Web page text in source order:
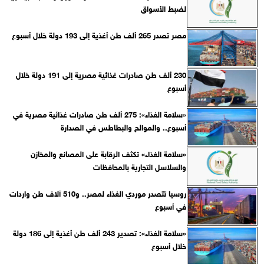
لضبط الأسواق
مصر تصدر 265 ألف طن أغذية إلى 193 دولة خلال أسبوع
230 ألف طن صادرات غذائية مصرية إلى 191 دولة خلال
أسبوع
«سلامة الغذاء»: 275 ألف طن صادرات غذائية مصرية في
أسبوع.. والموالح والبطاطس في الصدارة
«سلامة الغذاء» تكثف الرقابة على المصانع والمخازن
والسلاسل التجارية بالمحافظات
روسيا تتصدر موردي الغذاء لمصر.. و510 آلاف طن واردات
في أسبوع
«سلامة الغذاء»: تصدير 243 ألف طن أغذية إلى 186 دولة
خلال أسبوع